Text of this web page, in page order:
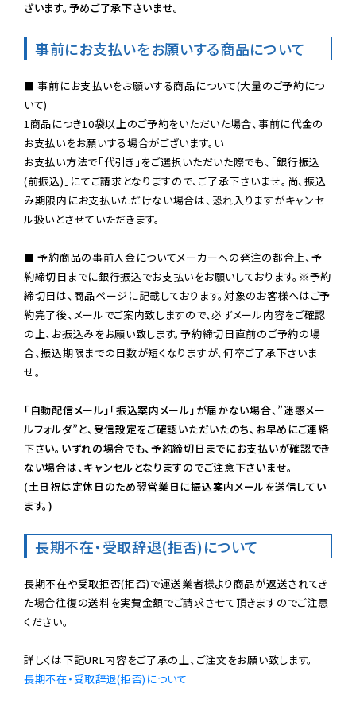
ざいます。予めご了承下さいませ。
事前にお支払いをお願いする商品について
■ 事前にお支払いをお願いする商品について(大量のご予約につ
いて)
1商品につき10袋以上のご予約をいただいた場合、事前に代金の
お支払いをお願いする場合がございます。い
お支払い方法で「代引き」をご選択いただいた際でも、「銀行振込
(前振込)」にてご請求となりますので、ご了承下さいませ。尚、振込
み期限内にお支払いただけない場合は、恐れ入りますがキャンセ
ル扱いとさせていただきます。
■ 予約商品の事前入金についてメーカーへの発注の都合上、予
約締切日までに銀行振込でお支払いをお願いしております。※予約
締切日は、商品ページに記載しております。対象のお客様へはご予
約完了後、メールでご案内致しますので、必ずメール内容をご確認
の上、お振込みをお願い致します。予約締切日直前のご予約の場
合、振込期限までの日数が短くなりますが、何卒ご了承下さいま
せ。
「自動配信メール」「振込案内メール」が届かない場合、”迷惑メー
ルフォルダ”と、受信設定をご確認いただいたのち、お早めにご連絡
下さい。いずれの場合でも、予約締切日までにお支払いが確認でき
ない場合は、キャンセルとなりますのでご注意下さいませ。
(土日祝は定休日のため翌営業日に振込案内メールを送信してい
ます。)
長期不在・受取辞退(拒否)について
長期不在や受取拒否(拒否)で運送業者様より商品が返送されてき
た場合往復の送料を実費金額でご請求させて頂きますのでご注意
ください。
長期不在・受取辞退(拒否)について